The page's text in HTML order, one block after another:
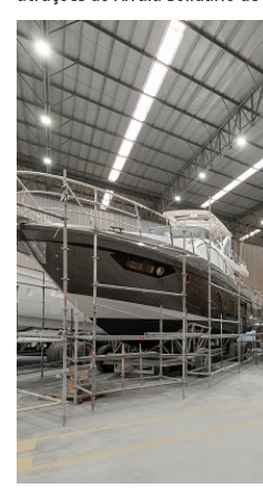
07/08/2026 | 07:00
FMEL convoca atletas para reunião